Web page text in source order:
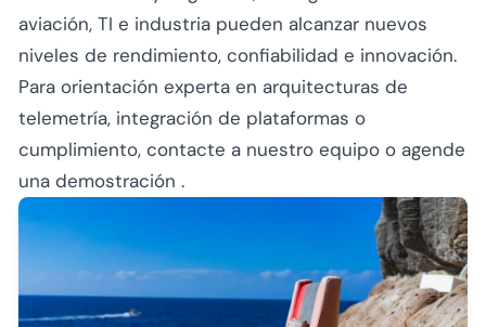
aviación, TI e industria pueden alcanzar nuevos
niveles de rendimiento, confiabilidad e innovación.
Para orientación experta en arquitecturas de
telemetría, integración de plataformas o
cumplimiento, contacte a nuestro equipo o agende
una demostración .